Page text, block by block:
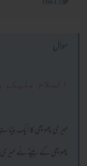
السلام
میری پھوپھی کا ایک
پھوپھی کے بیٹے نے